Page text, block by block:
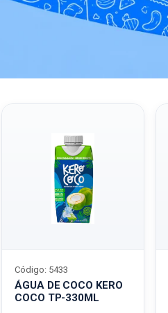
ÁGUA DE COCO KERO
COCO TP-330ML
Código: 5433